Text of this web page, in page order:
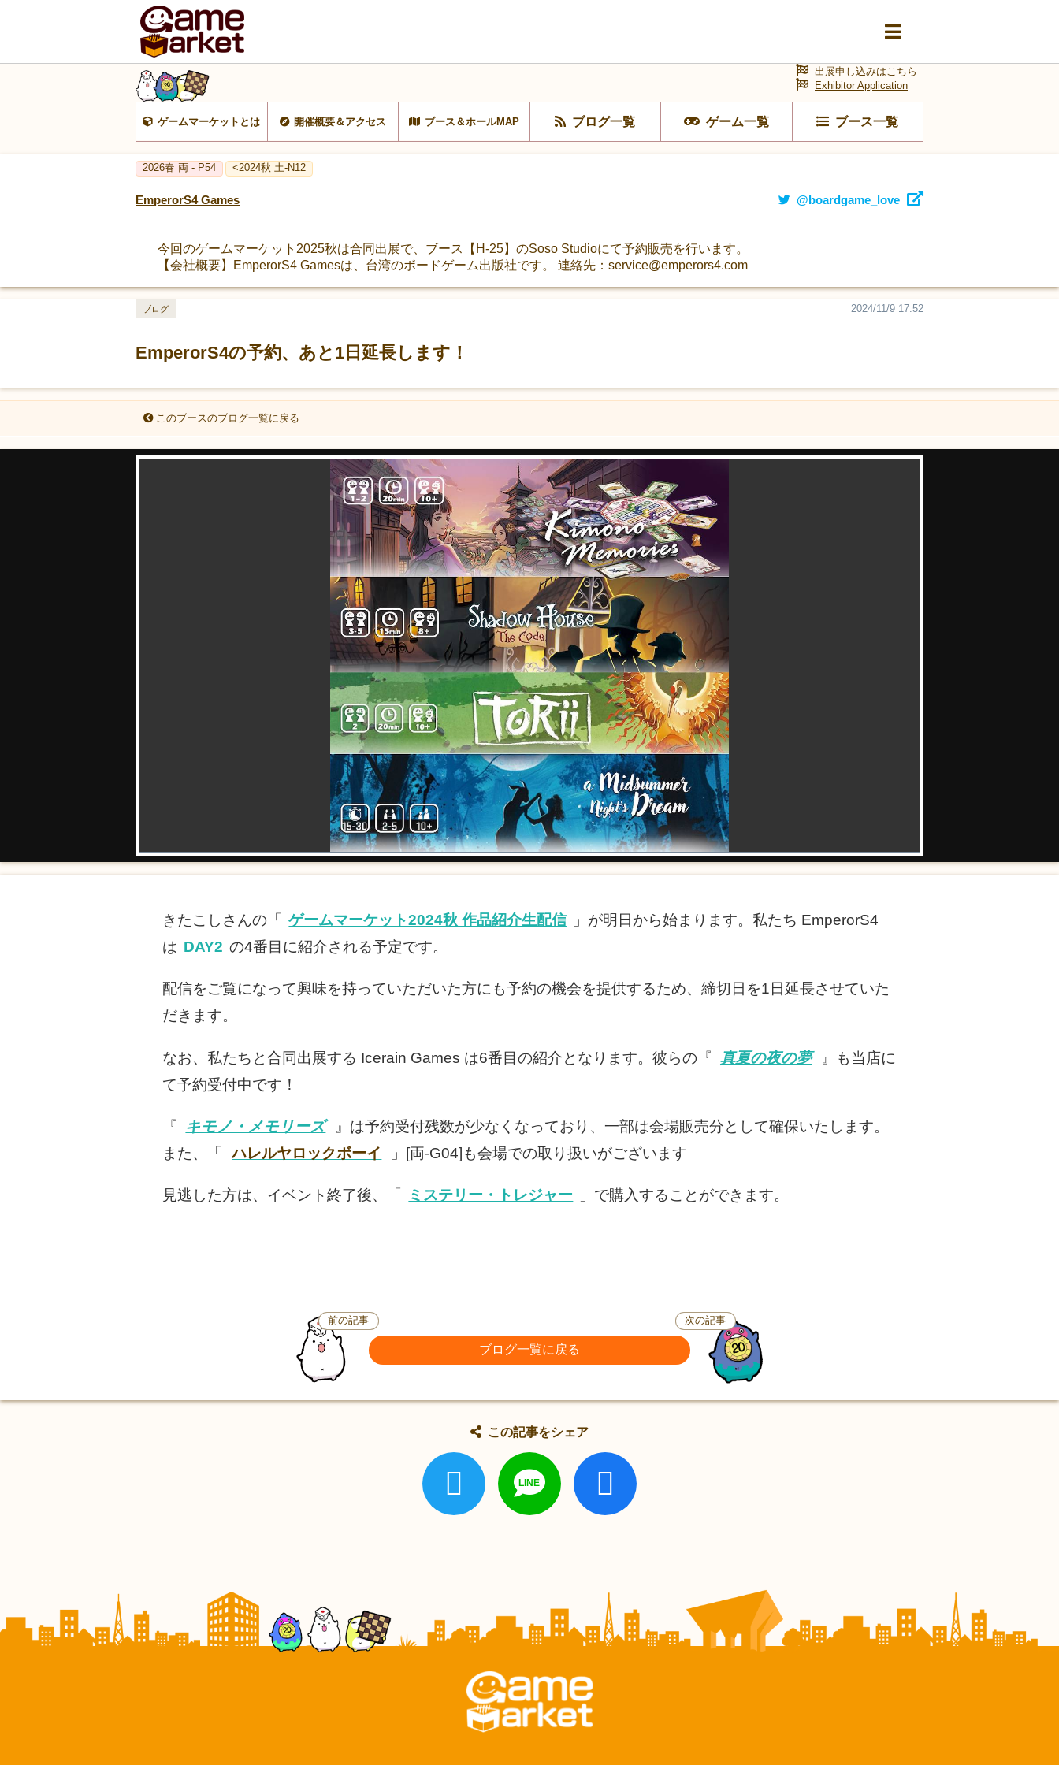
ゲームマーケットとは 開催概要＆アクセス ブース＆ホールMAP ブログ一覧 ゲーム一覧 ブース一覧
出展申し込みはこちら
Exhibitor Application
2026春 両 - P54 <2024秋 土-N12
EmperorS4 Games @boardgame_love
今回のゲームマーケット2025秋は合同出展で、ブース【H-25】のSoso Studioにて予約販売を行います。
【会社概要】EmperorS4 Gamesは、台湾のボードゲーム出版社です。 連絡先：service@emperors4.com
EmperorS4の予約、あと1日延長します！
2024/11/9 17:52
ブログ
このブースのブログ一覧に戻る
きたこしさんの「 ゲームマーケット2024秋 作品紹介生配信
」が明日から始まります。私たち EmperorS4
は DAY2 の4番目に紹介される予定です。
配信をご覧になって興味を持っていただいた方にも予約の機会を提供するため、締切日を1日延長させていた
だきます。
なお、私たちと合同出展する Icerain Games は6番目の紹介となります。彼らの『 真夏の夜の夢
』も当店に
て予約受付中です！
『 キモノ・メモリーズ
』は予約受付残数が少なくなっており、一部は会場販売分として確保いたします。
また、「
ハレルヤロックボーイ 」[両-G04]も会場での取り扱いがございます
見逃した方は、イベント終了後、「 ミステリー・トレジャー 」で購入することができます。
前の記事
ブログ一覧に戻る
次の記事
この記事をシェア